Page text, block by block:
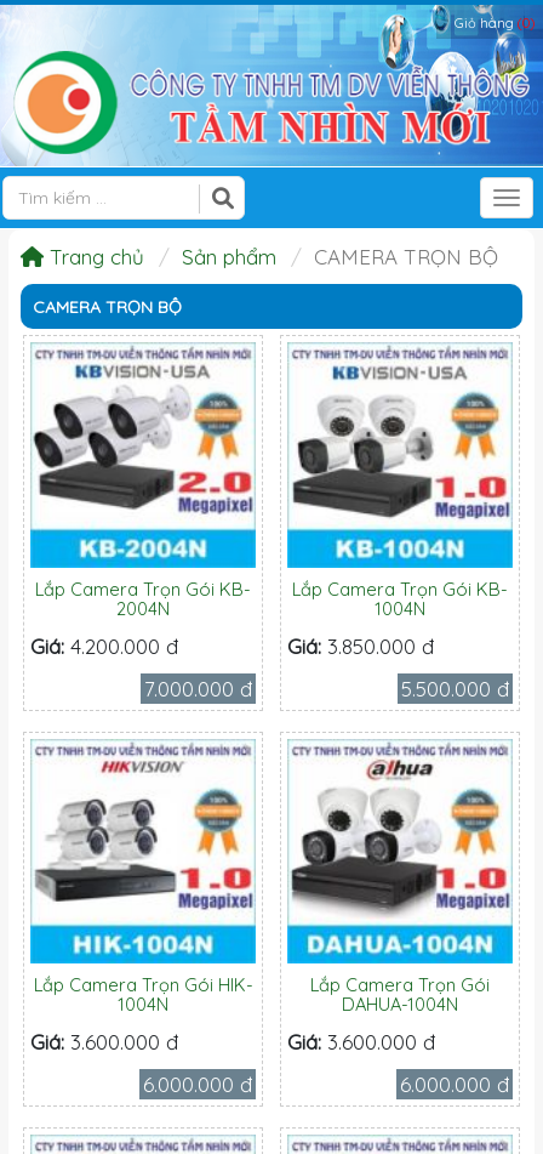
Giỏ hàng (0)
Trang chủ Sản phẩm CAMERA TRỌN BỘ
CAMERA TRỌN BỘ
Lắp Camera Trọn Gói KB-
2004N
Giá: 4.200.000 đ
7.000.000 đ
Lắp Camera Trọn Gói KB-
1004N
Giá: 3.850.000 đ
5.500.000 đ
Lắp Camera Trọn Gói HIK-
1004N
Giá: 3.600.000 đ
6.000.000 đ
Lắp Camera Trọn Gói
DAHUA-1004N
Giá: 3.600.000 đ
6.000.000 đ